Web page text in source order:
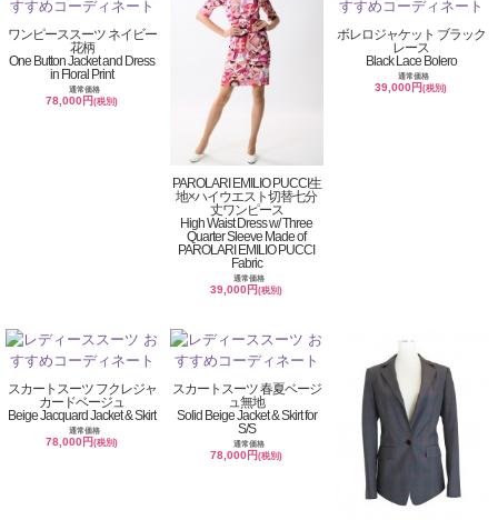
ワンピーススーツ ネイビー
花柄
One Button Jacket and Dress
in Floral Print
通常価格
78,000円(税別)
PAROLARI EMILIO PUCCI生
地×ハイウエスト切替七分
丈ワンピース
High Waist Dress w/ Three
Quarter Sleeve Made of
PAROLARI EMILIO PUCCI
Fabric
通常価格
39,000円(税別)
ボレロジャケット ブラック
レース
Black Lace Bolero
通常価格
39,000円(税別)
スカートスーツ フクレジャ
カードベージュ
Beige Jacquard Jacket & Skirt
通常価格
78,000円(税別)
スカートスーツ 春夏ベージ
ュ無地
Solid Beige Jacket & Skirt for
S/S
通常価格
78,000円(税別)